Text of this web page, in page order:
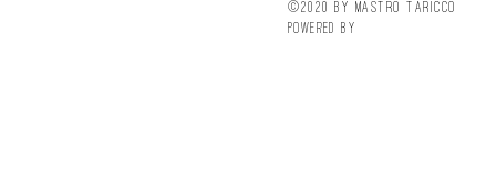
©2020 by Mastro Taricco
powered by